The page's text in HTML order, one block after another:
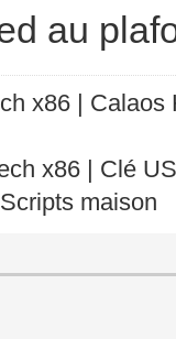
au
x86 |
x86 | Clé
maison